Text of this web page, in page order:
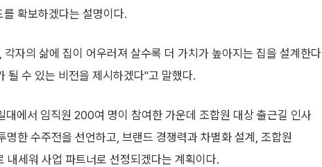
확보하겠다는 설명이다.
자의 삶에 집이 어우러져 살수록 더 가치가 높아지는 집을 설계한다
될 수 있는 비전을 제시하겠다"고 말했다.
에서 임직원 200여 명이 참여한 가운데 조합원 대상 출근길 인사
한 수주전을 선언하고, 브랜드 경쟁력과 차별화 설계, 조합원
세워 사업 파트너로 선정되겠다는 계획이다.